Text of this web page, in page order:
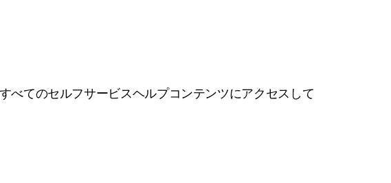
べてのセルフサービスヘルプコンテンツにアクセスして